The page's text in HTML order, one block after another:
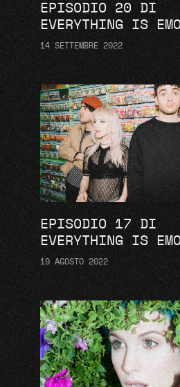
EPISODIO 20 DI
EVERYTHING IS EMO
14 SETTEMBRE 2022
EPISODIO 17 DI
EVERYTHING IS EMO
19 AGOSTO 2022